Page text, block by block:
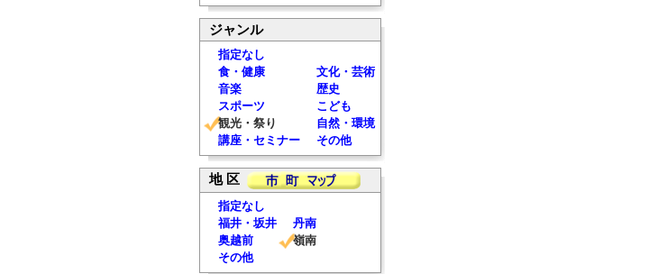
ジャンル
指定なし
食・健康
文化・芸術
音楽
歴史
スポーツ
こども
観光・祭り
自然・環境
講座・セミナー
その他
地 区
指定なし
福井・坂井
丹南
奥越前
嶺南
その他